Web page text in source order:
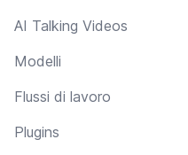
AI Talking Videos
Modelli
Flussi di lavoro
Plugins